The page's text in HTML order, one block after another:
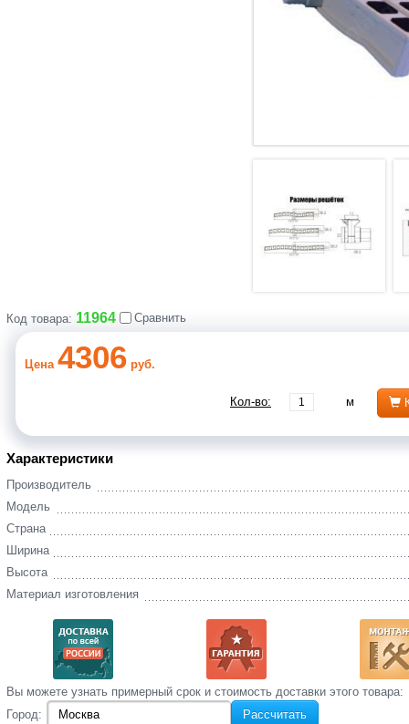
Код товара: 11964 Сравнить
Цена 4306 руб.
Кол-во: м
Характеристики
Производитель
Модель
Страна
Ширина
Высота
Материал изготовления
Вы‌ можете‌ узнать‌ примерный срок и стоимость‌ доставки этого товара:
Город:
Рассчитать